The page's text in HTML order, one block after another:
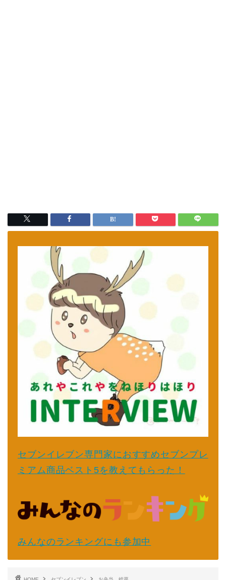
セブンイレブン専門家におすすめセブンプレ
ミアム商品ベスト5を教えてもらった！
みんなのランキングにも参加中